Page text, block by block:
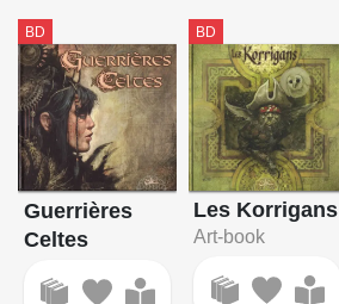
BD
Guerrières
Celtes
BD
Les Korrigans
Art-book